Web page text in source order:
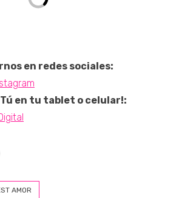
en redes sociales:
en tu tablet o celular!:
AMOR